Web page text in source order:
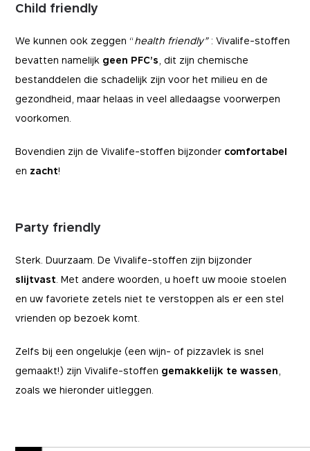
Child friendly
We kunnen ook zeggen “health friendly” : Vivalife-stoffen
bevatten namelijk geen PFC’s , dit zijn chemische
bestanddelen die schadelijk zijn voor het milieu en de
gezondheid, maar helaas in veel alledaagse voorwerpen
voorkomen.
Bovendien zijn de Vivalife-stoffen bijzonder comfortabel
en zacht!
Party friendly
Sterk. Duurzaam. De Vivalife-stoffen zijn bijzonder
slijtvast . Met andere woorden, u hoeft uw mooie stoelen
en uw favoriete zetels niet te verstoppen als er een stel
vrienden op bezoek komt.
Zelfs bij een ongelukje (een wijn- of pizzavlek is snel
gemaakt!) zijn Vivalife-stoffen gemakkelijk te wassen
zoals we hieronder uitleggen.